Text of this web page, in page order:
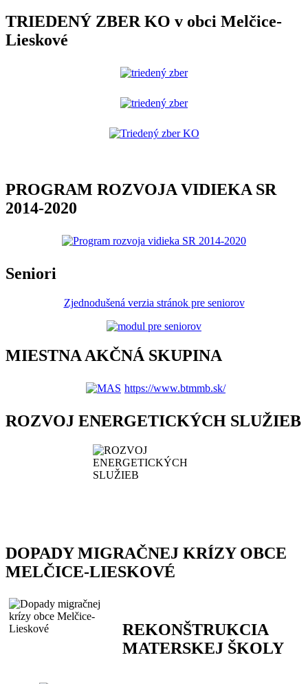
TRIEDENÝ ZBER KO v obci Melčice-
Lieskové
PROGRAM ROZVOJA VIDIEKA SR
2014-2020
Seniori
Zjednodušená verzia stránok pre seniorov
MIESTNA AKČNÁ SKUPINA
https://www.btmmb.sk/
ROZVOJ ENERGETICKÝCH SLUŽIEB
DOPADY MIGRAČNEJ KRÍZY OBCE
MELČICE-LIESKOVÉ
REKONŠTRUKCIA
MATERSKEJ ŠKOLY